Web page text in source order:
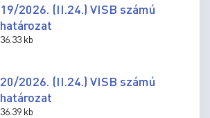
19/2026. (II.24.) VISB számú
határozat
36.33 kb
20/2026. (II.24.) VISB számú
határozat
36.39 kb